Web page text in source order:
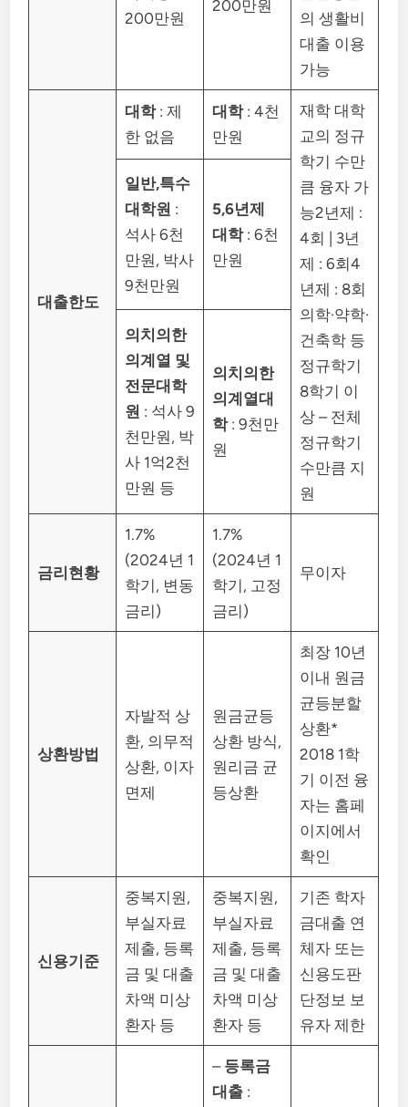
200만원
200만원
의 생활비
대출 이용
가능
대출한도
대학: 제
한 없음
대학: 4천
만원
재학 대학
교의 정규
학기 수만
큼 융자 가
능2년제 :
4회 | 3년
제 : 6회4
년제 : 8회
의학·약학·
건축학 등
정규학기
8학기 이
상 – 전체
정규학기
수만큼 지
원
일반,특수
대학원 :
석사 6천
만원, 박사
9천만원
5,6년제
대학: 6천
만원
의치의한
의계열 및
전문대학
원 : 석사 9
천만원, 박
사 1억2천
만원 등
의치의한
의계열대
학: 9천만
원
금리현황
1.7%
(2024년 1
학기, 변동
금리)
1.7%
(2024년 1
학기, 고정
금리)
무이자
상환방법
자발적 상
환, 의무적
상환, 이자
면제
원금균등
상환 방식,
원리금 균
등상환
최장 10년
이내 원금
균등분할
상환*
2018 1학
기 이전 융
자는 홈페
이지에서
확인
신용기준
중복지원,
부실자료
제출, 등록
금 및 대출
차액 미상
환자 등
중복지원,
부실자료
제출, 등록
금 및 대출
차액 미상
환자 등
기존 학자
금대출 연
체자 또는
신용도판
단정보 보
유자 제한
– 등록금
대출: